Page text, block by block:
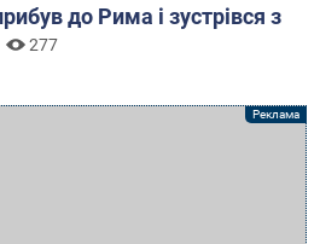
до Рима і зустрівся з
277